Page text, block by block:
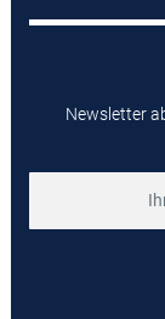
Newsletter